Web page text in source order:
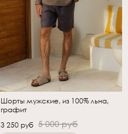
Шорты мужские, из 100% льна,
графит
3 250 руб 5 000 руб